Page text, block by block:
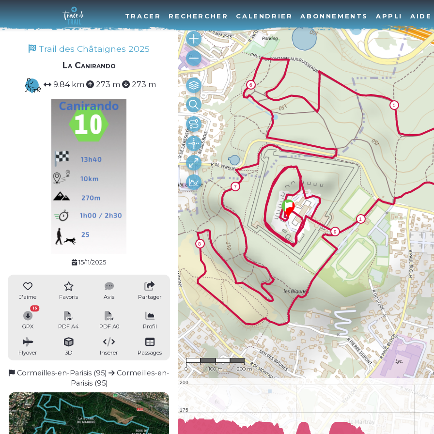
TRACER RECHERCHER CALENDRIER ABONNEMENTS APPLI AIDE
Trail des Châtaignes 2025
La Canirando
9.84 km 273 m 273 m
15/11/2025
J'aime Favoris Avis Partager
GPX
16
PDF A4 PDF A0 Profil
Flyover 3D Insérer Passages
Cormeilles-en-Parisis (95)
Cormeilles-en-
Parisis (95)
1 : 5,927
0 100 m 200 m